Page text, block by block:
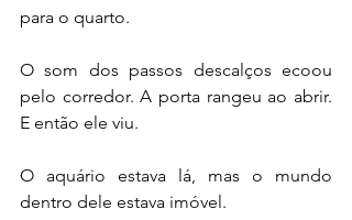
para o quarto.
O som dos passos descalços ecoou
pelo corredor. A porta rangeu ao abrir.
E então ele viu.
O aquário estava lá, mas o mundo
dentro dele estava imóvel.